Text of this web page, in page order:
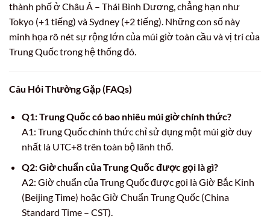
thành phố ở Châu Á – Thái Bình Dương, chẳng hạn như
Tokyo (+1 tiếng) và Sydney (+2 tiếng). Những con số này
minh họa rõ nét sự rộng lớn của múi giờ toàn cầu và vị trí của
Trung Quốc trong hệ thống đó.
Câu Hỏi Thường Gặp (FAQs)
Q1: Trung Quốc có bao nhiêu múi giờ chính thức?
A1: Trung Quốc chính thức chỉ sử dụng một múi giờ duy
nhất là UTC+8 trên toàn bộ lãnh thổ.
Q2: Giờ chuẩn của Trung Quốc được gọi là gì?
A2: Giờ chuẩn của Trung Quốc được gọi là Giờ Bắc Kinh
(Beijing Time) hoặc Giờ Chuẩn Trung Quốc (China
Standard Time – CST).